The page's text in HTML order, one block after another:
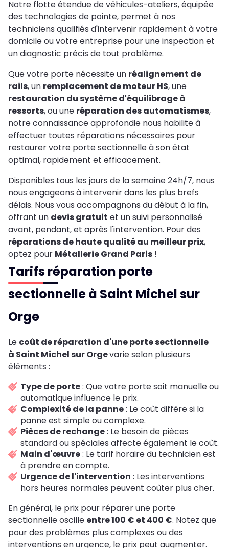
Notre flotte étendue de véhicules-ateliers, équipée
des technologies de pointe, permet à nos
techniciens qualifiés d'intervenir rapidement à votre
domicile ou votre entreprise pour une inspection et
un diagnostic précis de tout problème.
Que votre porte nécessite un réalignement de
rails, un remplacement de moteur HS, une
restauration du système d'équilibrage à
ressorts, ou une réparation des automatismes,
notre connaissance approfondie nous habilite à
effectuer toutes réparations nécessaires pour
restaurer votre porte sectionnelle à son état
optimal, rapidement et efficacement.
Disponibles tous les jours de la semaine 24h/7, nous
nous engageons à intervenir dans les plus brefs
délais. Nous vous accompagnons du début à la fin,
offrant un devis gratuit et un suivi personnalisé
avant, pendant, et après l'intervention. Pour des
réparations de haute qualité au meilleur prix,
optez pour Métallerie Grand Paris !
Tarifs réparation porte
sectionnelle à Saint Michel sur
Orge
Le coût de réparation d'une porte sectionnelle
à Saint Michel sur Orgevarie selon plusieurs
éléments :
Type de porte: Que votre porte soit manuelle ou
automatique influence le prix.
Complexité de la panne: Le coût diffère si la
panne est simple ou complexe.
Pièces de rechange: Le besoin de pièces
standard ou spéciales affecte également le coût.
Main d'œuvre: Le tarif horaire du technicien est
à prendre en compte.
Urgence de l'intervention : Les interventions
hors heures normales peuvent coûter plus cher.
En général, le prix pour réparer une porte
sectionnelle oscille entre 100 € et 400 €. Notez que
pour des problèmes plus complexes ou des
interventions en urgence, le prix peut augmenter.